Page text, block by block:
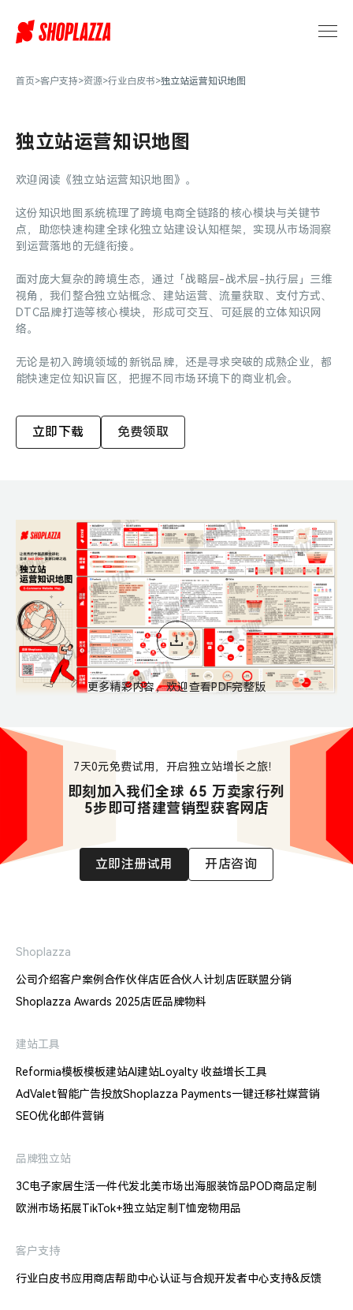
图-
首页>客户支持>资源>行业白皮书>独立站运营知识地图
独立站运营知识地图
欢迎阅读《独立站运营知识地图》。
这份知识地图系统梳理了跨境电商全链路的核心模块与关键节
点，助您快速构建全球化独立站建设认知框架，实现从市场洞察
到运营落地的无缝衔接。
面对庞大复杂的跨境生态，通过「战略层-战术层-执行层」三维
视角，我们整合独立站概念、建站运营、流量获取、支付方式、
DTC品牌打造等核心模块，形成可交互、可延展的立体知识网
络。
无论是初入跨境领域的新锐品牌，还是寻求突破的成熟企业，都
能快速定位知识盲区，把握不同市场环境下的商业机会。
立即下载 免费领取
更多精彩内容，欢迎查看PDF完整版
7天0元免费试用，开启独立站增长之旅！
即刻加入我们全球 65 万卖家行列
5步即可搭建营销型获客网店
立即注册试用 开店咨询
Shoplazza
公司介绍客户案例 合作伙伴店匠合伙人计划 店匠联盟分销
Shoplazza Awards 2025店匠品牌物料
建站工具
Reformia模板模板建站AI建站Loyalty 收益增长工具
AdValet智能广告投放Shoplazza Payments一键迁移社媒营销
SEO优化邮件营销
品牌独立站
3C电子家居生活一件代发北美市场出海服装饰品POD商品定制
欧洲市场拓展TikTok+独立站定制T恤宠物用品
客户支持
行业白皮书应用商店帮助中心认证与合规开发者中心支持&反馈